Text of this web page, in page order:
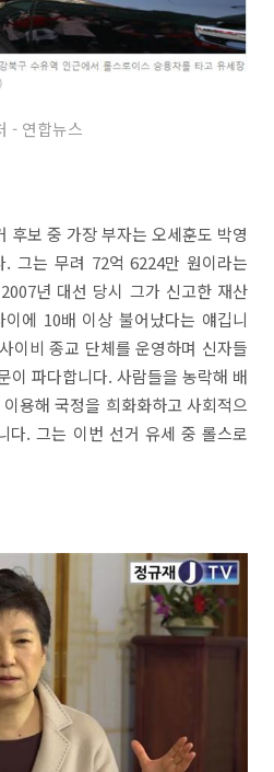
- 연합뉴스
후보 중 가장 부자는 오세훈도 박영
. 그는 무려 72억 6224만 원이라는
년 대선 당시 그가 신고한 재산
에 10배 이상 불어났다는 얘깁니
이비 종교 단체를 운영하며 신자들
이 파다합니다. 사람들을 농락해 배
용해 국정을 희화화하고 사회적으
다. 그는 이번 선거 유세 중 롤스로